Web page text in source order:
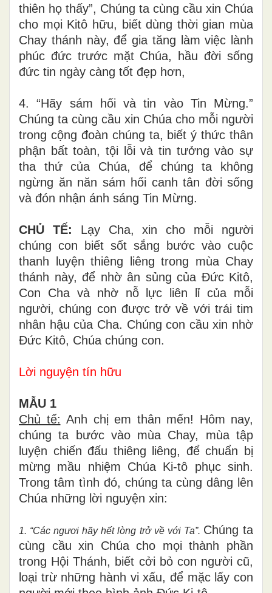
thiên họ thấy”, Chúng ta cùng cầu xin Chúa
cho mọi Kitô hữu, biết dùng thời gian mùa
Chay thánh này, để gia tăng làm việc lành
phúc đức trước mặt Chúa, hầu đời sống
đức tin ngày càng tốt đẹp hơn,
4. “Hãy sám hối và tin vào Tin Mừng.”
Chúng ta cùng cầu xin Chúa cho mỗi người
trong cộng đoàn chúng ta, biết ý thức thân
phận bất toàn, tội lỗi và tin tưởng vào sự
tha thứ của Chúa, để chúng ta không
ngừng ăn năn sám hối canh tân đời sống
và đón nhận ánh sáng Tin Mừng.
CHỦ TẾ: Lạy Cha, xin cho mỗi người
chúng con biết sốt sắng bước vào cuộc
thanh luyện thiêng liêng trong mùa Chay
thánh này, để nhờ ân sủng của Đức Kitô,
Con Cha và nhờ nỗ lực liên lỉ của mỗi
người, chúng con được trở về với trái tim
nhân hậu của Cha. Chúng con cầu xin nhờ
Đức Kitô, Chúa chúng con.
Lời nguyện tín hữu
MẪU 1
Chủ tế: Anh chị em thân mến! Hôm nay,
chúng ta bước vào mùa Chay, mùa tập
luyện chiến đấu thiêng liêng, để chuẩn bị
mừng mầu nhiệm Chúa Ki-tô phục sinh.
Trong tâm tình đó, chúng ta cùng dâng lên
Chúa những lời nguyện xin:
1. “Các ngươi hãy hết lòng trở về với Ta”. Chúng ta
cùng cầu xin Chúa cho mọi thành phần
trong Hội Thánh, biết cởi bỏ con người cũ,
loại trừ những hành vi xấu, để mặc lấy con